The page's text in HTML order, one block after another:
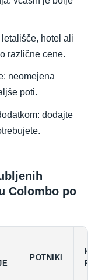
hotel ali
različne cene.
neomejena
poti.
dodajte
Colombo po
POTNIKI